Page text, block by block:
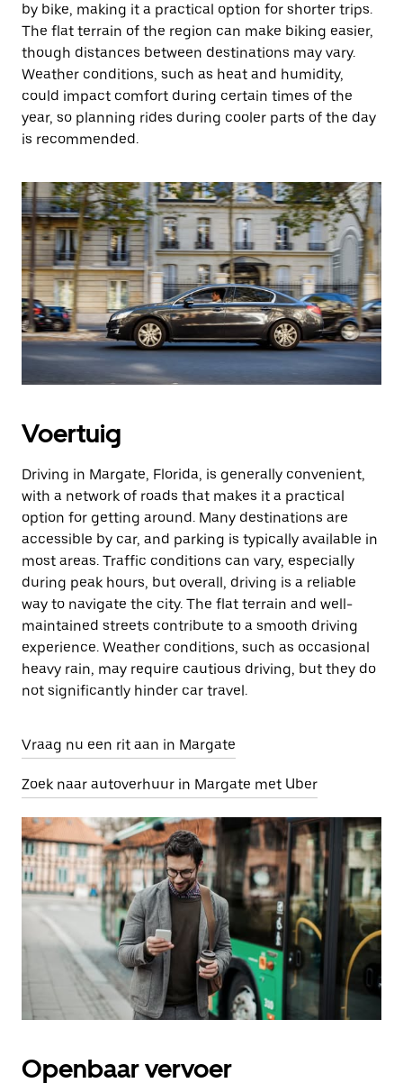
by bike, making it a practical option for shorter trips.
The flat terrain of the region can make biking easier,
though distances between destinations may vary.
Weather conditions, such as heat and humidity,
could impact comfort during certain times of the
year, so planning rides during cooler parts of the day
is recommended.
Voertuig
Driving in Margate, Florida, is generally convenient,
with a network of roads that makes it a practical
option for getting around. Many destinations are
accessible by car, and parking is typically available in
most areas. Traffic conditions can vary, especially
during peak hours, but overall, driving is a reliable
way to navigate the city. The flat terrain and well-
maintained streets contribute to a smooth driving
experience. Weather conditions, such as occasional
heavy rain, may require cautious driving, but they do
not significantly hinder car travel.
Vraag nu een rit aan in Margate
Zoek naar autoverhuur in Margate met Uber
Openbaar vervoer